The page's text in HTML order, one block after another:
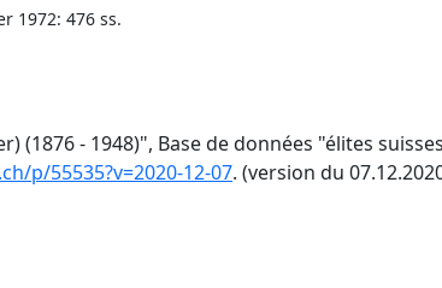
1972: 476 ss.
(1876 - 1948)", Base de données "élites
p/55535?v=2020-12-07. (version du